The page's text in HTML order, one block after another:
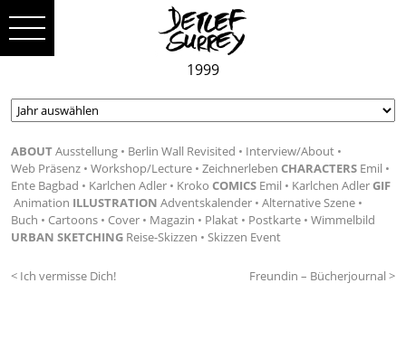
1999
ABOUTAusstellung Berlin Wall Revisited
Interview/About
Web Präsenz
Workshop/Lecture Zeichnerleben CHARACTERS Emil
Ente Bagbad
Karlchen Adler Kroko COMICS Emil Karlchen AdlerGIF
Animation ILLUSTRATION Adventskalender
Alternative Szene
Buch
Cartoons Cover Magazin Plakat Postkarte
Wimmelbild
URBAN SKETCHING Reise-Skizzen Skizzen Event
< Ich vermisse Dich! Freundin – Bücherjournal >